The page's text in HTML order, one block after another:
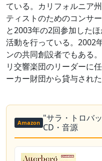
ている。カリフォルニア
ティストのためのコンサ
と2003年の2回参加した
活動を行っている。2002
ンの共同創設者でもある
リ交響楽団のリーダーに
ーカー財団から貸与され
Amazon "サラ・トロバ
CD・音源